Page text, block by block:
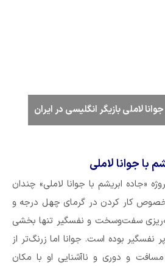
لاملی بازیگر انگلیسی در ایران
با جوانا لاملی
«جاده ابریشم با جوانا لاملی» چندان
کار کردن در گرمای چهل درجه و
سفت‌وسخت و نفسگیر تنها بخشی
نفسگیر بوده ‌است. جوانا اما زرنگ‌تر از
و دوری و ناآشنایی او با مکان